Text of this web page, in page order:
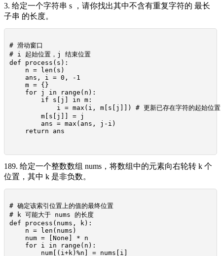
3. 给定一个字符串 s ，请你找出其中不含有重复字符的 最长
子串 的长度。
# 滑动窗口
# i 起始位置，j 结束位置
def process(s):
    n = len(s)
    ans, i = 0, -1
    m = {}
    for j in range(n):
        if s[j] in m:
            i = max(i, m[s[j]]) # 更新已存在字符的起始位置
        m[s[j]] = j
        ans = max(ans, j-i)
    return ans
189. 给定一个整数数组 nums，将数组中的元素向右轮转 k 个
位置，其中 k 是非负数。
# 确定该索引位置上的值的最终位置
# k 可能大于 nums 的长度
def process(nums, k):
    n = len(nums)
    num = [None] * n
    for i in range(n):
        num[(i+k)%n] = nums[i]